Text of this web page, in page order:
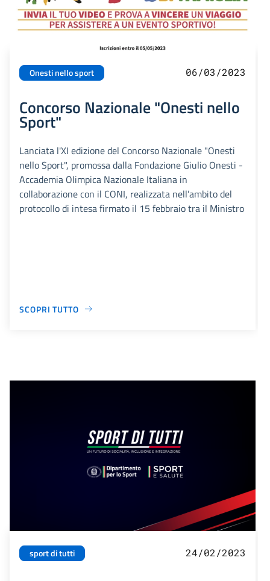
Onesti nello sport 06/03/2023
Concorso Nazionale "Onesti nello
Sport"
Lanciata l'XI edizione del Concorso Nazionale "Onesti
nello Sport", promossa dalla Fondazione Giulio Onesti -
Accademia Olimpica Nazionale Italiana in
collaborazione con il CONI, realizzata nell’ambito del
protocollo di intesa firmato il 15 febbraio tra il Ministro
SCOPRI TUTTO
sport di tutti 24/02/2023